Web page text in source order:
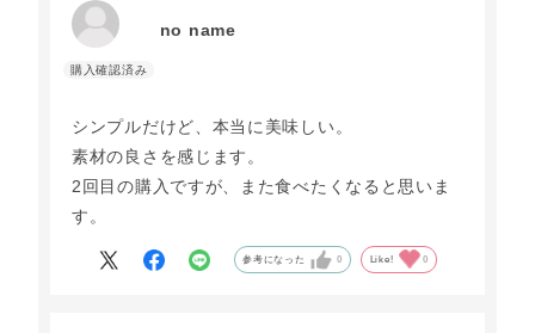
no name
シンプルだけど、本当に美味しい。
素材の良さを感じます。
2回目の購入ですが、また食べたくなると思いま
す。
参考になった 0 Like! 0